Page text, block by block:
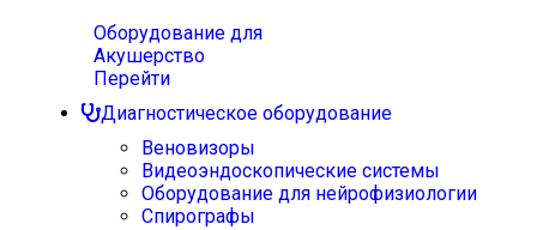
Оборудование для
Акушерство
Перейти
Диагностическое оборудование
Веновизоры
Видеоэндоскопические системы
Оборудование для нейрофизиологии
Спирографы